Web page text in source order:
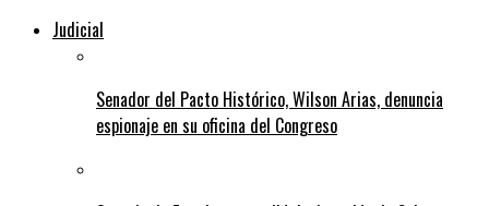
Judicial
Senador del Pacto Histórico, Wilson Arias, denuncia
espionaje en su oficina del Congreso